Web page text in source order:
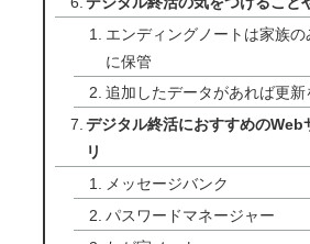
エンディングノートは家族
に保管
追加したデータがあれば更新
デジタル終活におすすめのWeb
リ
メッセージバンク
パスワードマネージャー